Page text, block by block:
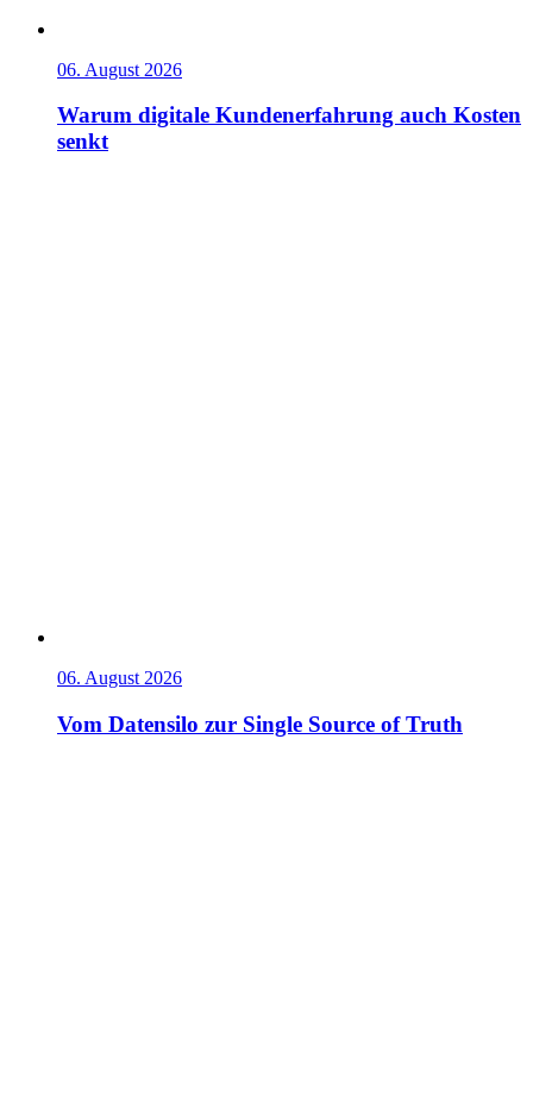
06. August 2026
Warum digitale Kundenerfahrung auch Kosten
senkt
06. August 2026
Vom Datensilo zur Single Source of Truth